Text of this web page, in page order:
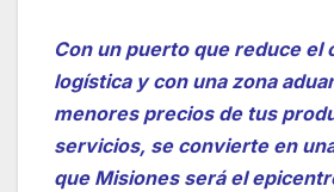
Con un puerto que reduce el
logística y con una zona
menores precios de tus
servicios, se convierte en
que Misiones será el